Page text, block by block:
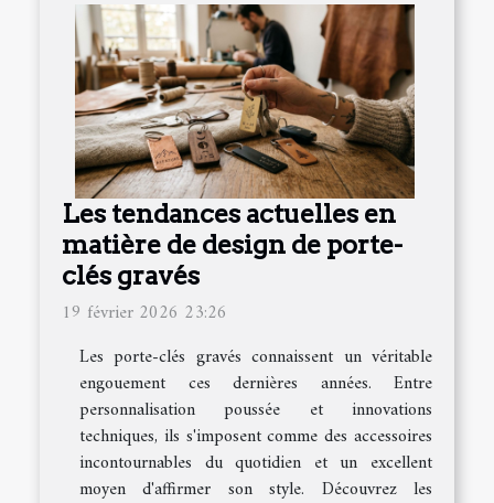
Les tendances actuelles en
matière de design de porte-
clés gravés
19 février 2026 23:26
Les porte-clés gravés connaissent un véritable
engouement ces dernières années. Entre
personnalisation poussée et innovations
techniques, ils s'imposent comme des accessoires
incontournables du quotidien et un excellent
moyen d'affirmer son style. Découvrez les